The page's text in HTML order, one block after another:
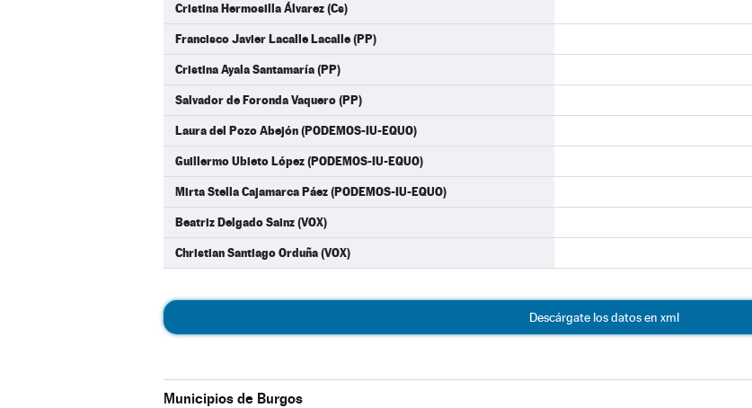
Cristina Hermosilla Álvarez (Cs)
Francisco Javier Lacalle Lacalle (PP)
Cristina Ayala Santamaría (PP)
Salvador de Foronda Vaquero (PP)
Laura del Pozo Abejón (PODEMOS-IU-EQUO)
Guillermo Ubieto López (PODEMOS-IU-EQUO)
Mirta Stella Cajamarca Páez (PODEMOS-IU-EQUO)
Beatriz Delgado Sainz (VOX)
Christian Santiago Orduña (VOX)
Descárgate los datos en xml
Municipios de Burgos